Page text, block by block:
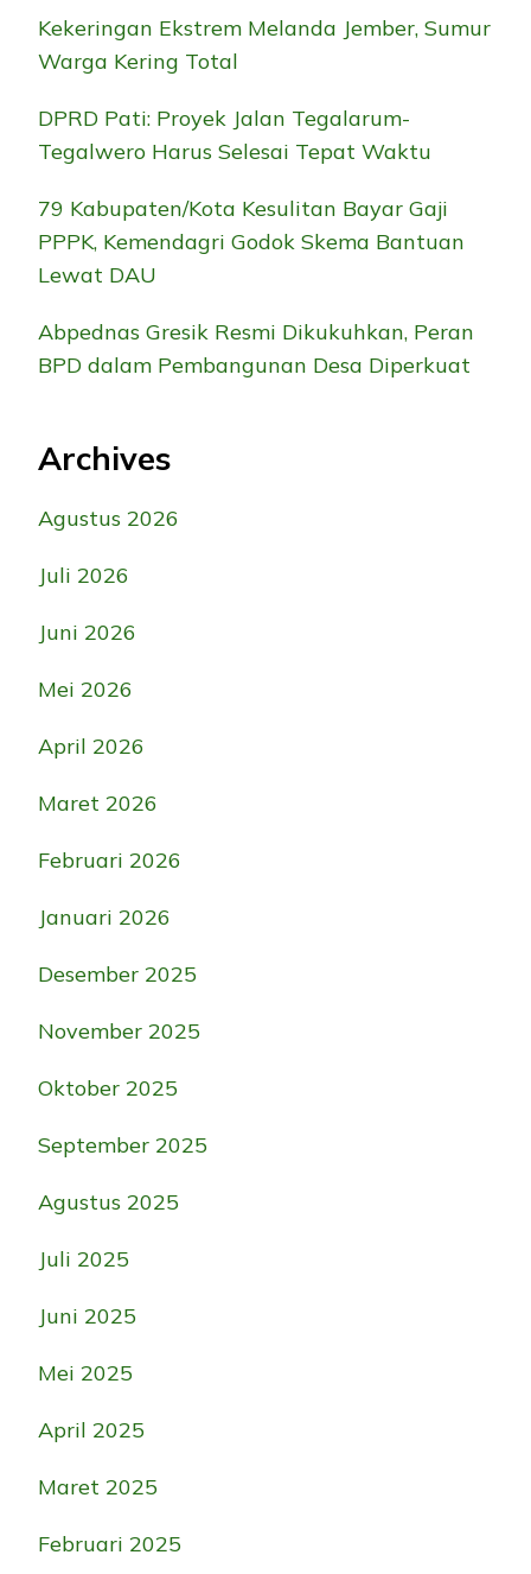
Kekeringan Ekstrem Melanda Jember, Sumur
Warga Kering Total
DPRD Pati: Proyek Jalan Tegalarum-
Tegalwero Harus Selesai Tepat Waktu
79 Kabupaten/Kota Kesulitan Bayar Gaji
PPPK, Kemendagri Godok Skema Bantuan
Lewat DAU
Abpednas Gresik Resmi Dikukuhkan, Peran
BPD dalam Pembangunan Desa Diperkuat
Archives
Agustus 2026
Juli 2026
Juni 2026
Mei 2026
April 2026
Maret 2026
Februari 2026
Januari 2026
Desember 2025
November 2025
Oktober 2025
September 2025
Agustus 2025
Juli 2025
Juni 2025
Mei 2025
April 2025
Maret 2025
Februari 2025